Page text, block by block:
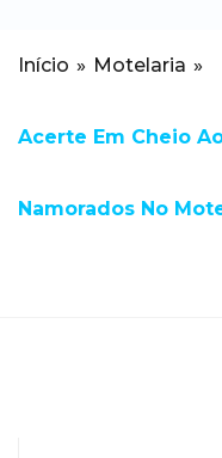
Início » Motelaria »
Acerte Em Cheio
Namorados No